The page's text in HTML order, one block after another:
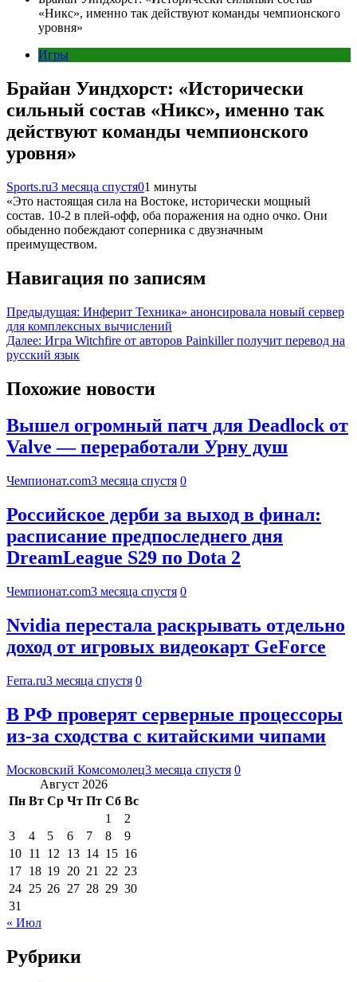
«Никс», именно так действуют команды чемпионского
уровня»
Игры
Брайан Уиндхорст: «Исторически
сильный состав «Никс», именно так
действуют команды чемпионского
уровня»
Sports.ru3 месяца спустя01 минуты
«Это настоящая сила на Востоке, исторически мощный
состав. 10-2 в плей-офф, оба поражения на одно очко. Они
обыденно побеждают соперника с двузначным
преимуществом.
Навигация по записям
Предыдущая: Инферит Техника» анонсировала новый сервер
для комплексных вычислений
Далее: Игра Witchfire от авторов Painkiller получит перевод на
русский язык
Похожие новости
Вышел огромный патч для Deadlock от
Valve — переработали Урну душ
Чемпионат.com3 месяца спустя 0
Российское дерби за выход в финал:
расписание предпоследнего дня
DreamLeague S29 по Dota 2
Чемпионат.com3 месяца спустя 0
Nvidia перестала раскрывать отдельно
доход от игровых видеокарт GeForce
Ferra.ru3 месяца спустя 0
В РФ проверят серверные процессоры
из-за сходства с китайскими чипами
Московский Комсомолец3 месяца спустя 0
Август 2026
Пн Вт Ср Чт Пт Сб Вс
1
2
3
4 5 6 7 8
9
10 11 12 13 14 15 16
17 18 19 20 21 22 23
24 25 26 27 28 29 30
31
« Июл
Рубрики